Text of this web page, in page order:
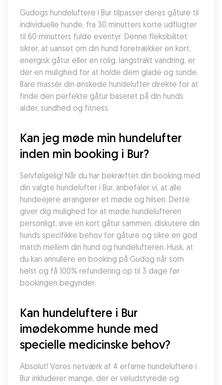
Gudogs hundeluftere i Bur tilpasser deres gåture til
individuelle hunde, fra 30 minutters korte udflugter
til 60 minutters fulde eventyr. Denne fleksibilitet
sikrer, at uanset om din hund foretrækker en kort,
energisk gåtur eller en rolig, langstrakt vandring, er
der en mulighed for at holde dem glade og sunde.
Bare massér din ønskede hundelufter direkte for at
finde den perfekte gåtur baseret på din hunds
alder, sundhed og fitness.
Kan jeg møde min hundelufter
inden min booking i Bur?
Selvfølgelig! Når du har bekræftet din booking med
din valgte hundelufter i Bur, anbefaler vi, at alle
hundeejere arrangerer et møde og hilsen. Dette
giver dig mulighed for at møde hundelufteren
personligt, øve en kort gåtur sammen, diskutere din
hunds specifikke behov for gåture og sikre en god
match mellem din hund og hundelufteren. Husk, at
du kan annullere en booking på Gudog når som
helst og få 100% refundering op til 3 dage før
bookingen begynder.
Kan hundeluftere i Bur
imødekomme hunde med
specielle medicinske behov?
Absolut! Vores netværk af 4 erfarne hundeluftere i
Bur inkluderer mange, der er veludstyrede og